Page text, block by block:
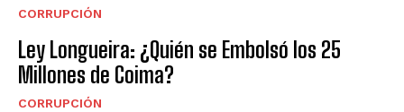
CORRUPCIÓN
Ley Longueira: ¿Quién se Embolsó los 25
Millones de Coima?
CORRUPCIÓN